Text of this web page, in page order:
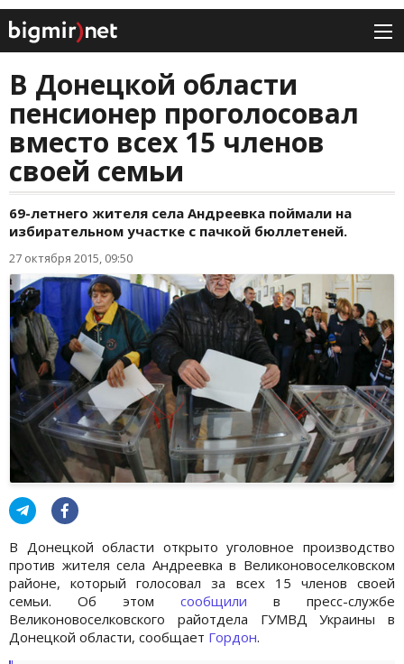
В Донецкой области
пенсионер проголосовал
вместо всех 15 членов
своей семьи
69-летнего жителя села Андреевка поймали на
избирательном участке с пачкой бюллетеней.
27 октября 2015, 09:50
В Донецкой области открыто уголовное производство
против жителя села Андреевка в Великоновоселковском
районе, который голосовал за всех 15 членов своей
семьи. Об этом
сообщили
в пресс-службе
Великоновоселковского райотдела ГУМВД Украины в
Донецкой области, сообщает Гордон.